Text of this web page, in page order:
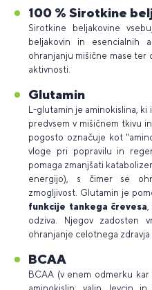
100 % Sirotkine
Sirotkine beljakovine
beljakovin in esencialnih
ohranjanju mišične mase ter
aktivnosti.
Glutamin
L-glutamin je aminokislina, ki
predvsem v mišičnem tkivu
pogosto označuje kot
vloge pri popravilu in
pomaga zmanjšati
energijo), s čimer se
zmogljivost. Glutamin je
funkcije tankega črevesa
odziva. Njegov zadosten
ohranjanje celotnega zdravja
BCAA
BCAA (v enem odmerku